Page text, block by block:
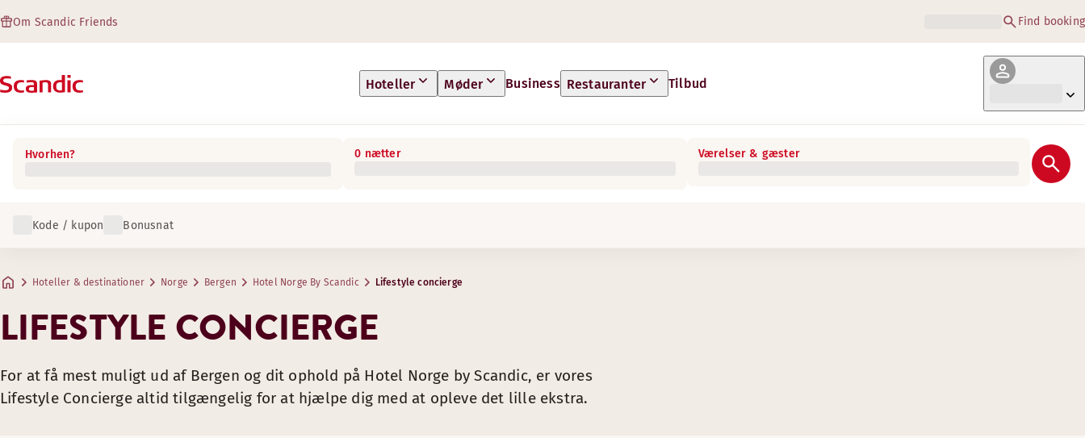
Om Scandic Friends Find booking
Hoteller Møder Business Restauranter Tilbud
Hvorhen? 0 nætter Værelser & gæster
Kode / kupon Bonusnat
Hoteller & destinationer Norge Bergen Hotel Norge By Scandic Lifestyle concierge
LIFESTYLE CONCIERGE
For at få mest muligt ud af Bergen og dit ophold på Hotel Norge by Scandic, er vores
Lifestyle Concierge altid tilgængelig for at hjælpe dig med at opleve det lille ekstra.